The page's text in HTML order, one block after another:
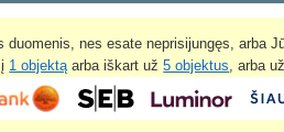
duomenis, nes esate neprisijungęs, arba
1 objektą arba iškart už5 objektus , arba